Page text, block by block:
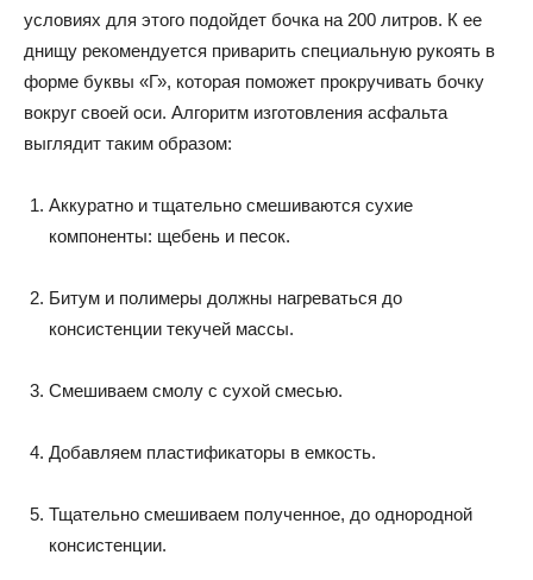
условиях для этого подойдет бочка на 200 литров. К ее
днищу рекомендуется приварить специальную рукоять в
форме буквы «Г», которая поможет прокручивать бочку
вокруг своей оси. Алгоритм изготовления асфальта
выглядит таким образом:
Аккуратно и тщательно смешиваются сухие
компоненты: щебень и песок.
Битум и полимеры должны нагреваться до
консистенции текучей массы.
Смешиваем смолу с сухой смесью.
Добавляем пластификаторы в емкость.
Тщательно смешиваем полученное, до однородной
консистенции.